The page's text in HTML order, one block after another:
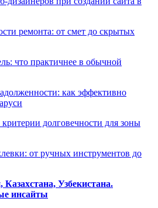
ремонта: от смет до скрытых
что практичнее в обычной
как эффективно
долговечности для зоны
от ручных инструментов до
Узбекистана.
инсайты